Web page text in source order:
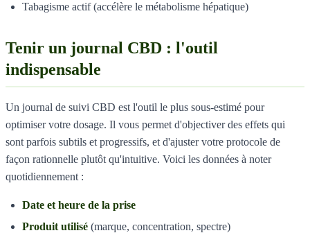
Tabagisme actif (accélère le métabolisme hépatique)
Tenir un journal CBD : l'outil
indispensable
Un journal de suivi CBD est l'outil le plus sous-estimé pour
optimiser votre dosage. Il vous permet d'objectiver des effets qui
sont parfois subtils et progressifs, et d'ajuster votre protocole de
façon rationnelle plutôt qu'intuitive. Voici les données à noter
quotidiennement :
Date et heure de la prise
Produit utilisé (marque, concentration, spectre)